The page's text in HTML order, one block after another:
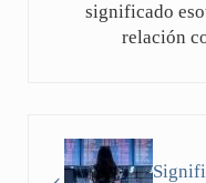
significado
relación